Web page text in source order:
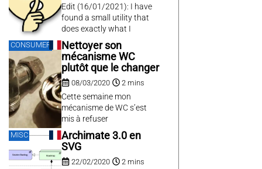
vient certainement de
udisks2 + polkit. En effet, la
police par défaut
distribuée avec Debian est
quelque peut restrictive
et...
Edit (16/01/2021): I have
found a small utility that
does exactly what I
needed: MicMute. It is a
simple keyboard hook that
will mute/unmute the mic,
with a method that is
compatible with Microsoft
Teams. You still must be
careful when using it
because you cannot mix
the use of...
CONSUMER
Nettoyer son
mécanisme WC
plutôt que le changer
08/03/2020 2 mins
Cette semaine mon
mécanisme de WC s’est
mis à refuser
énergiquement de remplir
à nouveau la cuve. Comme
c’est un problème assez
gênant… sans réfléchir je
MISC
Archimate 3.0 en
SVG
22/02/2020 2 mins